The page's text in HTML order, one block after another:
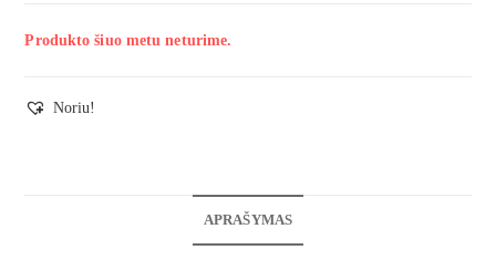
Produkto šiuo metu neturime.
Noriu!
APRAŠYMAS